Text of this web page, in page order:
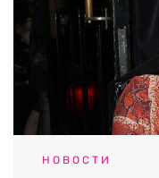
НОВОСТИ